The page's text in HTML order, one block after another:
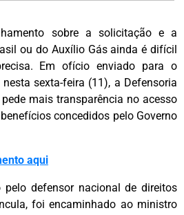
sobre a solicitação e a
ou do Auxílio Gás ainda é difícil
Em ofício enviado para o
sexta-feira (11), a Defensoria
mais transparência no acesso
concedidos pelo Governo
aqui
pelo defensor nacional de direitos
foi encaminhado ao ministro